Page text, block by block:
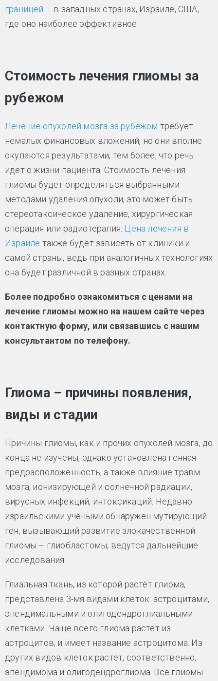
границей – в западных странах, Израиле, США,
где оно наиболее эффективное.
Стоимость лечения глиомы за
рубежом
Лечение опухолей мозга за рубежом требует
немалых финансовых вложений, но они вполне
окупаются результатами, тем более, что речь
идёт о жизни пациента. Стоимость лечения
глиомы будет определяться выбранными
методами удаления опухоли, это может быть
стереотаксическое удаление, хирургическая
операция или радиотерапия. Цена лечения в
Израиле также будет зависеть от клиники и
самой страны, ведь при аналогичных технологиях
она будет различной в разных странах.
Более подробно ознакомиться с ценами на
лечение глиомы можно на нашем сайте через
контактную форму, или связавшись с нашим
консультантом по телефону.
Глиома – причины появления,
виды и стадии
Причины глиомы, как и прочих опухолей мозга, до
конца не изучены, однако установлена генная
предрасположенность, а также влияние травм
мозга, ионизирующей и солнечной радиации,
вирусных инфекций, интоксикаций. Недавно
израильскими учёными обнаружен мутирующий
ген, вызывающий развитие злокачественной
глиомы – глиобластомы, ведутся дальнейшие
исследования.
Глиальная ткань, из которой растёт глиома,
представлена 3-мя видами клеток: астроцитами,
эпендимальными и олигодендроглиальными
клетками. Чаще всего глиома растёт из
астроцитов, и имеет название астроцитома. Из
других видов клеток растёт, соответственно,
эпендимома и олигодендроглиома. Все глиомы